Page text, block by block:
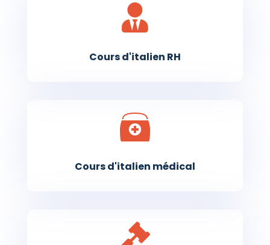

Cours d'italien RH
Cours d'italien médical
